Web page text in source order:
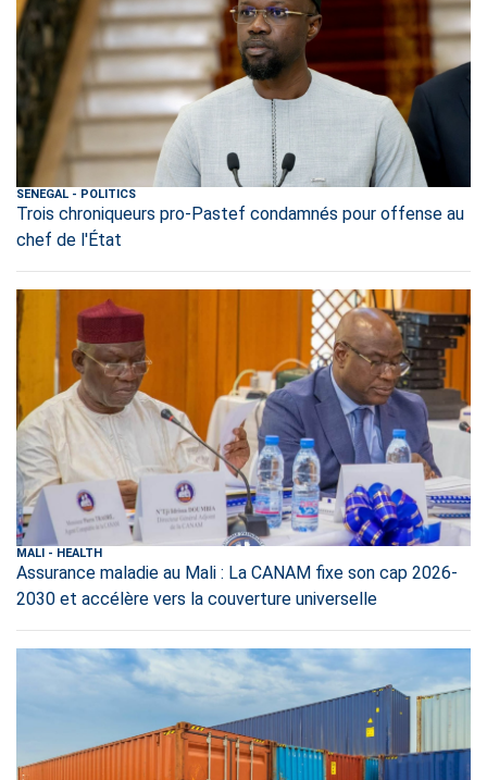
SENEGAL - POLITICS
Trois chroniqueurs pro-Pastef condamnés pour offense au
chef de l'État
MALI - HEALTH
Assurance maladie au Mali : La CANAM fixe son cap 2026-
2030 et accélère vers la couverture universelle